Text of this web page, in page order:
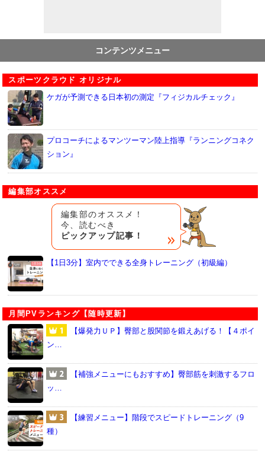
コンテンツメニュー
スポーツクラウド オリジナル
ケガが予測できる日本初の測定『フィジカルチェック』
プロコーチによるマンツーマン陸上指導『ランニングコネク
ション』
編集部オススメ
編集部のオススメ！
今、読むべき
ピックアップ記事！
【1日3分】室内でできる全身トレーニング（初級編）
月間PVランキング【随時更新】
【爆発力ＵＰ】臀部と股関節を鍛えあげる！【４ポイ
ン…
【補強メニューにもおすすめ】臀部筋を刺激するフロ
ッ…
【練習メニュー】階段でスピードトレーニング（9
種）